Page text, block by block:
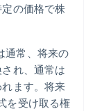
の価格で株
通常、将来の
れ、通常は
ます。将来
を受け取る権